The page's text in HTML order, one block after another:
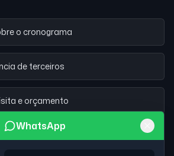
o cronograma
de terceiros
e orçamento
ao porte da obra
WhatsApp